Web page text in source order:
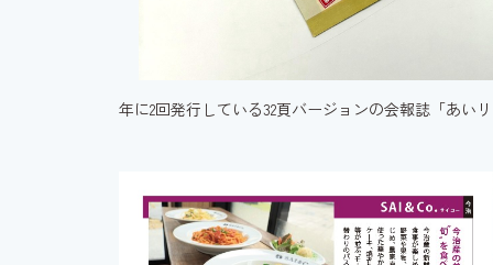
年に2回発行している32頁バージョンの会報誌「あい